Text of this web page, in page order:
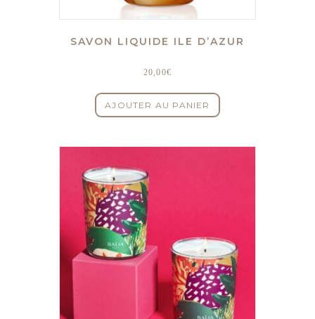
SAVON LIQUIDE ILE D’AZUR
20,00€
AJOUTER AU PANIER